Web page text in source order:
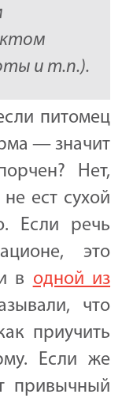
и т.п.).
питомец
— значит
Нет,
ест сухой
Если речь
это
в одной из
что
приучить
Если же
привычный